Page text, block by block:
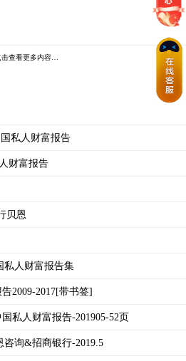
击查看更多内容…
私人财富报告
财富报告
贝恩
私人财富报告集
2009-2017[带书签]
私人财富报告-201905-52页
咨询&招商银行-2019.5